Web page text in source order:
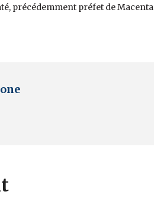
précédemment préfet de Macenta